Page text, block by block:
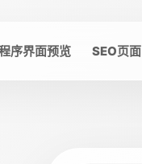
序界面预览 SEO页面